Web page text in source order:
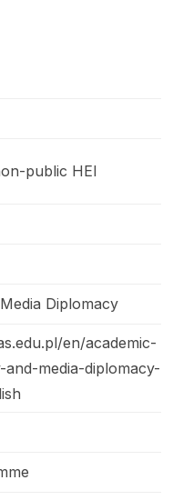
public HEI
Diplomacy
en/academic-
media-diplomacy-